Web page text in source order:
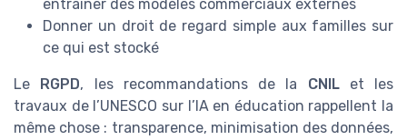
entraîner des modèles commerciaux externes
Donner un droit de regard simple aux familles sur
ce qui est stocké
Le RGPD, les recommandations de la CNILet les
travaux de l’UNESCO sur l’IA en éducation rappellent la
même chose : transparence, minimisation des données,